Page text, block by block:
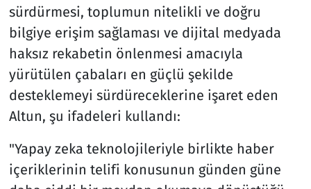
sürdürmesi, toplumun nitelikli ve doğru
bilgiye erişim sağlaması ve dijital medyada
haksız rekabetin önlenmesi amacıyla
yürütülen çabaları en güçlü şekilde
desteklemeyi sürdüreceklerine işaret eden
Altun, şu ifadeleri kullandı:
"Yapay zeka teknolojileriyle birlikte haber
içeriklerinin telifi konusunun günden güne